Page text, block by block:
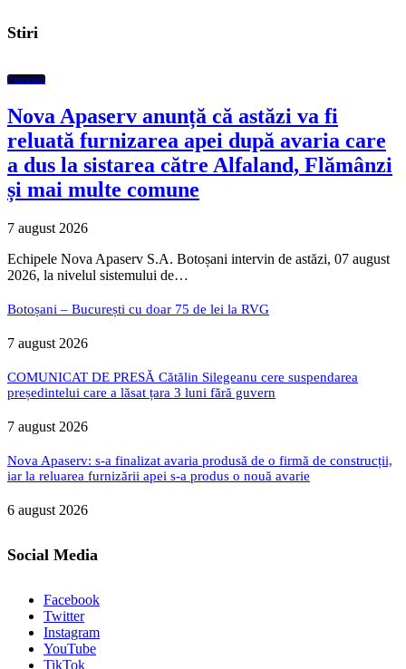
Stiri
Featured
Nova Apaserv anunță că astăzi va fi
reluată furnizarea apei după avaria care
a dus la sistarea către Alfaland, Flămânzi
și mai multe comune
7 august 2026
Echipele Nova Apaserv S.A. Botoșani intervin de astăzi, 07 august
2026, la nivelul sistemului de…
Botoșani – București cu doar 75 de lei la RVG
7 august 2026
COMUNICAT DE PRESĂ Cătălin Silegeanu cere suspendarea
președintelui care a lăsat țara 3 luni fără guvern
7 august 2026
Nova Apaserv: s-a finalizat avaria produsă de o firmă de construcții,
iar la reluarea furnizării apei s-a produs o nouă avarie
6 august 2026
Social Media
Facebook
Twitter
Instagram
YouTube
TikTok